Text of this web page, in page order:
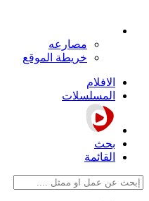
مصارعه
خريطة الموقع
الافلام
المسلسلات
بحث
القائمة